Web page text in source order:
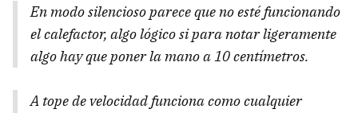
En modo silencioso parece que no esté funcionando
el calefactor, algo lógico si para notar ligeramente
algo hay que poner la mano a 10 centímetros.
A tope de velocidad funciona como cualquier